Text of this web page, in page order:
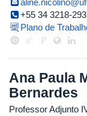
+55 34 3218-
Plano de
Ana Paula
Bernardes
Professor Adjunto